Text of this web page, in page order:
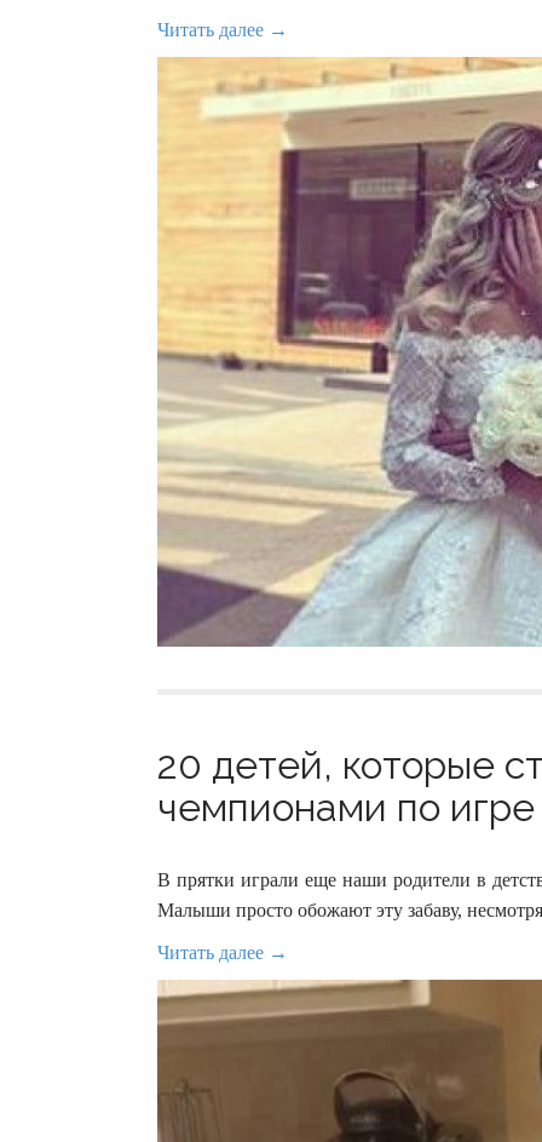
Читать далее →
20 детей, которые
чемпионами по игре
В прятки играли еще наши родители в
Малыши просто обожают эту забаву,
Читать далее →